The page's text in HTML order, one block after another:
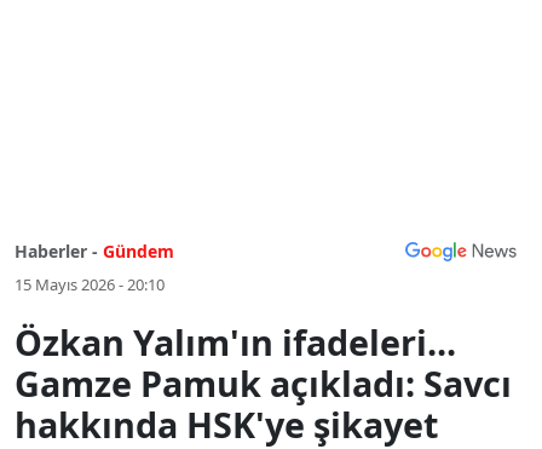
Haberler - Gündem
15 Mayıs 2026 - 20:10
Özkan Yalım'ın ifadeleri...
Gamze Pamuk açıkladı: Savcı
hakkında HSK'ye şikayet